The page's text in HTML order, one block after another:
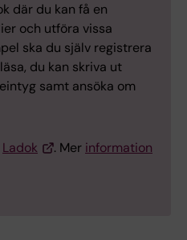
där du kan få en
och utföra vissa
ska du själv registrera
du kan skriva ut
samt ansöka om
Ladok . Mer information